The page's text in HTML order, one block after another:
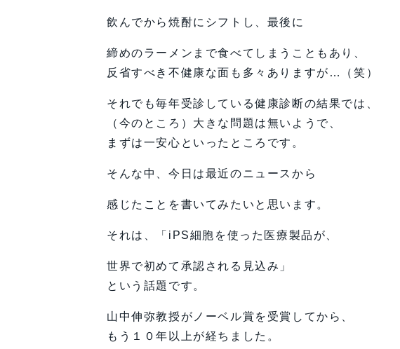
飲んでから焼酎にシフトし、最後に
締めのラーメンまで食べてしまうこともあり、
反省すべき不健康な面も多々ありますが…（笑）
それでも毎年受診している健康診断の結果では、
（今のところ）大きな問題は無いようで、
まずは一安心といったところです。
そんな中、今日は最近のニュースから
感じたことを書いてみたいと思います。
それは、「iPS細胞を使った医療製品が、
世界で初めて承認される見込み」
という話題です。
山中伸弥教授がノーベル賞を受賞してから、
もう１０年以上が経ちました。